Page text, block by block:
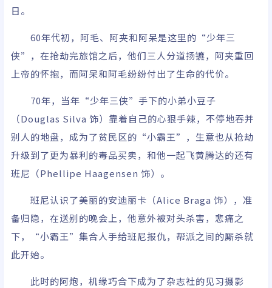
日。
60年代初，阿毛、阿夹和阿呆是这里的“少年三
侠”，在抢劫完旅馆之后，他们三人分道扬镳，阿夹重回
上帝的怀抱，而阿呆和阿毛纷纷付出了生命的代价。
70年，当年“少年三侠”手下的小弟小豆子
（Douglas Silva 饰）靠着自己的心狠手辣，不停地吞并
别人的地盘，成为了贫民区的“小霸王”，生意也从抢劫
升级到了更为暴利的毒品买卖，和他一起飞黄腾达的还有
班尼（Phellipe Haagensen 饰）。
班尼认识了美丽的安迪丽卡（Alice Braga 饰），准
备归隐，在送别的晚会上，他意外被对头杀害，悲痛之
下，“小霸王”集合人手给班尼报仇，帮派之间的厮杀就
此开始。
此时的阿炮，机缘巧合下成为了杂志社的见习摄影